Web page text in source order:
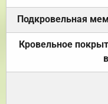
Подкровельная
Кровельное